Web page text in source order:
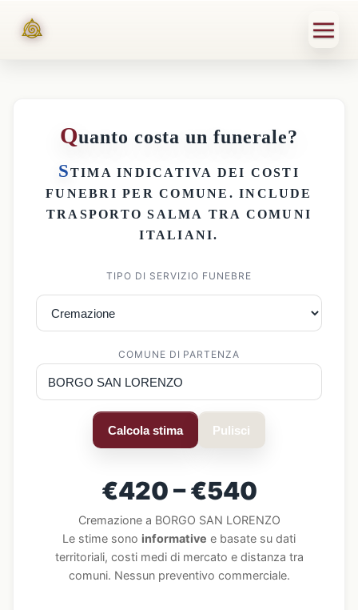
Quanto costa un funerale?
STIMA INDICATIVA DEI COSTI
FUNEBRI PER COMUNE . INCLUDE
TRASPORTO SALMA TRA COMUNI
ITALIANI.
TIPO DI SERVIZIO FUNEBRE
COMUNE DI PARTENZA
Calcola stima Pulisci
€420 – €540
Cremazione a BORGO SAN LORENZO
Le stime sono informative e basate su dati
territoriali, costi medi di mercato e distanza tra
comuni. Nessun preventivo commerciale.